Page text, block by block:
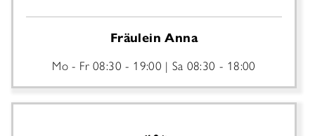
Fräulein Anna
Mo - Fr 08:30 - 19:00 Sa 08:30 - 18:00